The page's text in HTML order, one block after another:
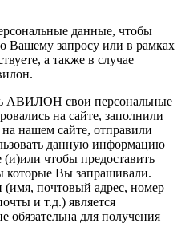
данные, чтобы
Вашему запросу или в рамках
а также в случае
АВИЛОН свои персональные
на сайте, заполнили
нашем сайте, отправили
данную информацию
чтобы предоставить
Вы запрашивали.
почтовый адрес, номер
и т.д.) является
обязательна для получения